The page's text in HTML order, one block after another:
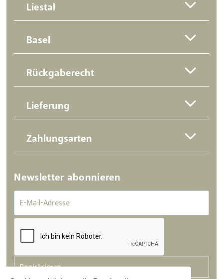
Liestal
Basel
Rückgaberecht
Lieferung
Zahlungsarten
Newsletter abonnieren
Registrieren